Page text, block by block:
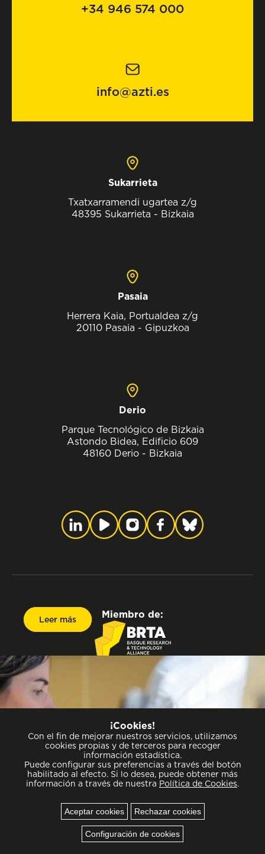
Leer más
Leer más
+34 946 574 000
info@azti.es
Sukarrieta
Txatxarramendi ugartea z/g
48395 Sukarrieta - Bizkaia
Pasaia
Herrera Kaia, Portualdea z/g
20110 Pasaia - Gipuzkoa
Derio
Parque Tecnológico de Bizkaia
Astondo Bidea, Edificio 609
48160 Derio - Bizkaia
Política de privacidad
Aviso legal
Política de cookies
Accesibilidad
Normativa de contratación
Sistema interno de información
Miembro de:
¡Cookies!
Con el fin de mejorar nuestros servicios, utilizamos
cookies propias y de terceros para recoger
información estadística.
Puede configurar sus preferencias a través del botón
habilitado al efecto. Si lo desea, puede obtener más
información a través de nuestra Política de Cookies.
Aceptar cookies Rechazar cookies
Configuración de cookies